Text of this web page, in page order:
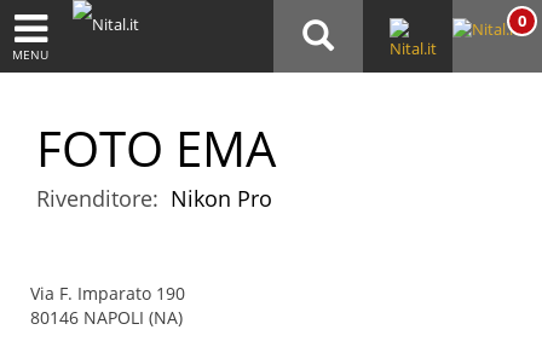
MENU
0
FOTO EMA
Rivenditore: Nikon Pro
Via F. Imparato 190
80146 NAPOLI (NA)